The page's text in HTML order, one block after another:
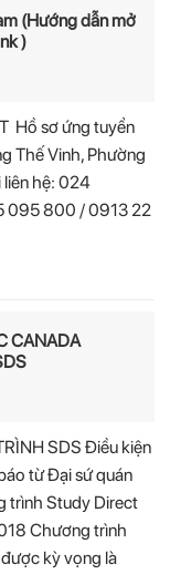
(Hướng dẫn mở
)
Hồ sơ ứng tuyển
Thế Vinh, Phường
liên hệ: 024
800 / 0913 22
CANADA
SDS Điều kiện
từ Đại sứ quán
trình Study Direct
Chương trình
kỳ vọng là